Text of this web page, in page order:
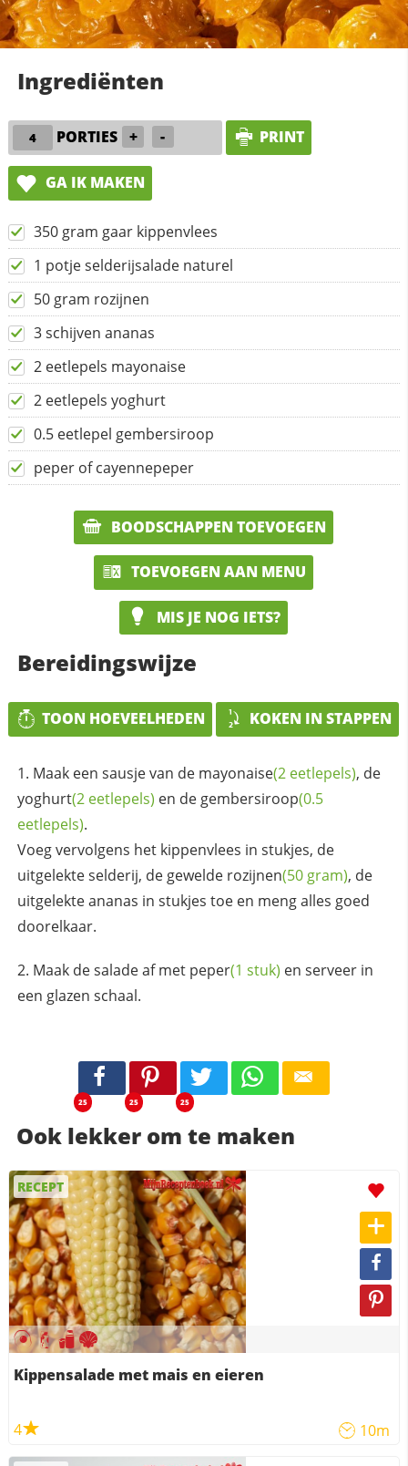
Ingrediënten
PORTIES + - PRINT
GA IK MAKEN
350 gram gaar kippenvlees
1 potje selderijsalade naturel
50 gram rozijnen
3 schijven ananas
2 eetlepels mayonaise
2 eetlepels yoghurt
0.5 eetlepel gembersiroop
peper of cayennepeper
BOODSCHAPPEN TOEVOEGEN
TOEVOEGEN AAN MENU
MIS JE NOG IETS?
Bereidingswijze
TOON HOEVEELHEDEN KOKEN IN STAPPEN
Maak een sausje van de mayonaise(2 eetlepels), de
yoghurt(2 eetlepels) en de gembersiroop(0.5
eetlepels).
Voeg vervolgens het kippenvlees in stukjes, de
uitgelekte selderij, de gewelde rozijnen(50 gram), de
uitgelekte ananas in stukjes toe en meng alles goed
doorelkaar.
Maak de salade af met peper(1 stuk) en serveer in
een glazen schaal.
25 25 25
Ook lekker om te maken
RECEPT
Kippensalade met mais en eieren
4 10m